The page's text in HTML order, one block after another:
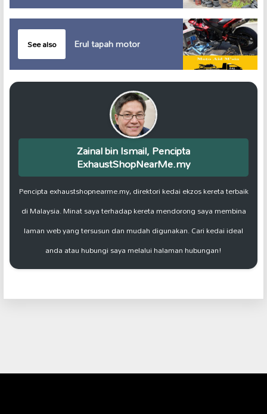
See also Erul tapah motor
Zainal bin Ismail, Pencipta
ExhaustShopNearMe.my
Pencipta exhaustshopnearme.my, direktori kedai ekzos kereta terbaik
di Malaysia. Minat saya terhadap kereta mendorong saya membina
laman web yang tersusun dan mudah digunakan. Cari kedai ideal
anda atau hubungi saya melalui halaman hubungan!